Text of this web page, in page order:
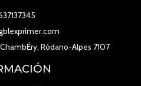
Ródano-Alpes 7107